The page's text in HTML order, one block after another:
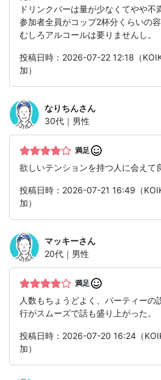
ドリンクバーは量が少なくてやや不
参加者全員がコップ2杯分くらいの
むしろアルコールは要りませんし。
投稿日時：2026-07-22 12:18（
加）
なりちんさん
30代｜男性
満足
欲しいテンションを持つ人に会えて
投稿日時：2026-07-21 16:49（
加）
マッキーさん
20代｜男性
満足
人数もちょうどよく、パーティーの
行がスムーズで話も盛り上がった。
投稿日時：2026-07-20 16:24（
加）